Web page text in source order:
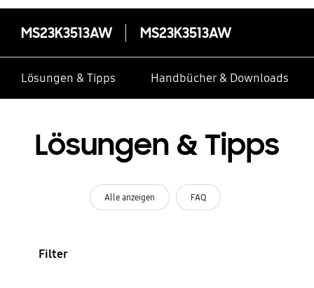
MS23K3513AW MS23K3513AW
Lösungen & Tipps Handbücher & Downloads
Lösungen & Tipps
Alle anzeigen FAQ
Filter